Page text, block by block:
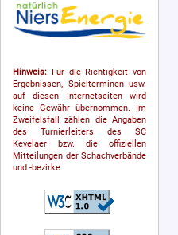
Hinweis: Für die Richtigkeit von
Ergebnissen, Spielterminen usw.
auf diesen Internetseiten wird
keine Gewähr übernommen. Im
Zweifelsfall zählen die Angaben
des Turnierleiters des SC
Kevelaer bzw. die offiziellen
Mitteilungen der Schach­ver­bände
und -bezirke.